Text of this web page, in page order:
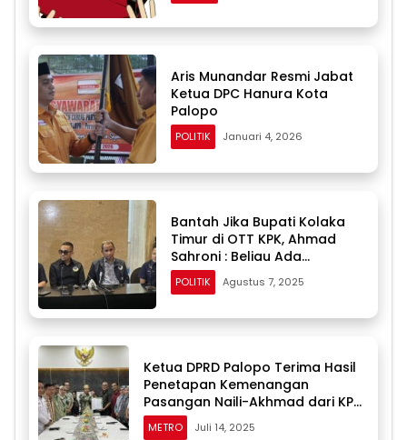
Aris Munandar Resmi Jabat
Ketua DPC Hanura Kota
Palopo
POLITIK Januari 4, 2026
Bantah Jika Bupati Kolaka
Timur di OTT KPK, Ahmad
Sahroni : Beliau Ada
Disamping Saya di Makassar
POLITIK Agustus 7, 2025
Ketua DPRD Palopo Terima Hasil
Penetapan Kemenangan
Pasangan Naili-Akhmad dari KPU
Sulsel
METRO Juli 14, 2025